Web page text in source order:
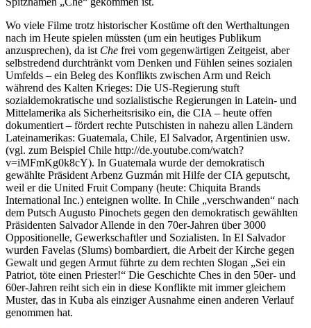
Wo viele Filme trotz historischer Kostüme oft den Werthaltungen
nach im Heute spielen müssten (um ein heutiges Publikum
anzusprechen), da ist Che frei vom gegenwärtigen Zeitgeist, aber
selbstredend durchtränkt vom Denken und Fühlen seines sozialen
Umfelds – ein Beleg des Konflikts zwischen Arm und Reich
während des Kalten Krieges: Die US-Regierung stuft
sozialdemokratische und sozialistische Regierungen in Latein- und
Mittelamerika als Sicherheitsrisiko ein, die CIA – heute offen
dokumentiert – fördert rechte Putschisten in nahezu allen Ländern
Lateinamerikas: Guatemala, Chile, El Salvador, Argentinien usw.
(vgl. zum Beispiel Chile http://de.youtube.com/watch?
v=iMFmKg0k8cY). In Guatemala wurde der demokratisch
gewählte Präsident Arbenz Guzmán mit Hilfe der CIA geputscht,
weil er die United Fruit Company (heute: Chiquita Brands
International Inc.) enteignen wollte. In Chile „verschwanden“ nach
dem Putsch Augusto Pinochets gegen den demokratisch gewählten
Präsidenten Salvador Allende in den 70er-Jahren über 3000
Oppositionelle, Gewerkschaftler und Sozialisten. In El Salvador
wurden Favelas (Slums) bombardiert, die Arbeit der Kirche gegen
Gewalt und gegen Armut führte zu dem rechten Slogan „Sei ein
Patriot, töte einen Priester!“ Die Geschichte Ches in den 50er- und
60er-Jahren reiht sich ein in diese Konflikte mit immer gleichem
Muster, das in Kuba als einziger Ausnahme einen anderen Verlauf
genommen hat.